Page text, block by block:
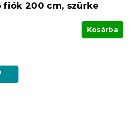
200 cm, szürke
Kosárba